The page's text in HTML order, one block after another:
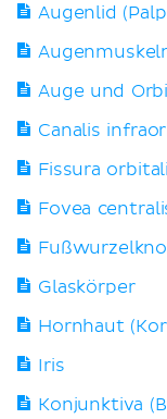
Augenlid
Auge und
Canalis
Fissura
Fovea
Glaskörper
Hornhaut
Iris
Konjunktiva